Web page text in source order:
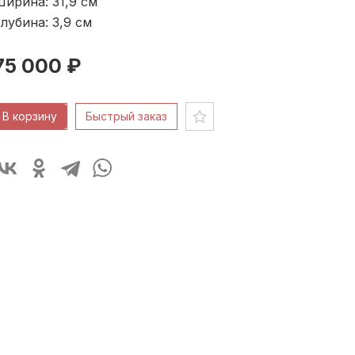
3,9 см
000 ₽
В корзину Быстрый заказ